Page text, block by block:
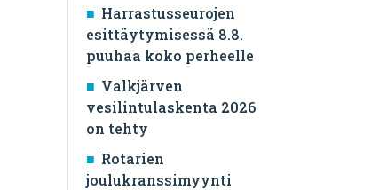
Harrastusseurojen
esittäytymisessä 8.8.
puuhaa koko perheelle
Valkjärven
vesilintulaskenta 2026
on tehty
Rotarien
joulukranssimyynti